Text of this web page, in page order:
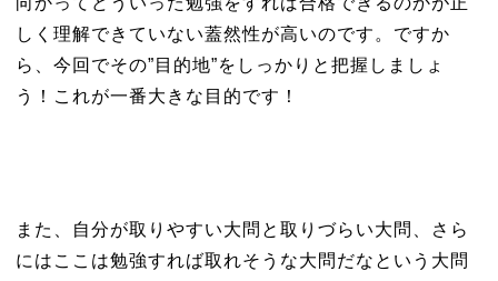
しく理解できていない蓋然性が高いのです。ですか
ら、今回でその”目的地”をしっかりと把握しましょ
う！これが一番大きな目的です！
また、自分が取りやすい大問と取りづらい大問、さら
にはここは勉強すれば取れそうな大問だなという大問